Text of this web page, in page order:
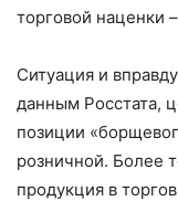
торговой наценки
Ситуация и
данным Росстата,
позиции
розничной. Более
продукция в